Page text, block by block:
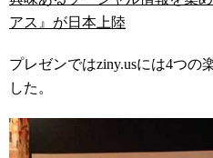
アス』が日本上陸
プレゼンではziny.usには4つの
した。